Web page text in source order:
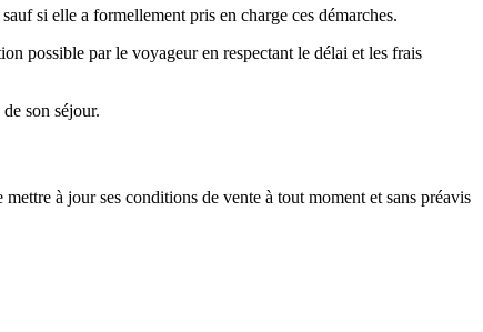
si elle a formellement pris en charge ces démarches.
possible par le voyageur en respectant le délai et les frais
son séjour.
à jour ses conditions de vente à tout moment et sans préavis